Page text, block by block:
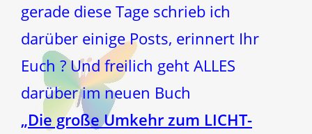
gerade diese Tage schrieb ich
darüber einige Posts, erinnert Ihr
Euch ? Und freilich geht ALLES
darüber im neuen Buch
„Die große Umkehr zum LICHT-